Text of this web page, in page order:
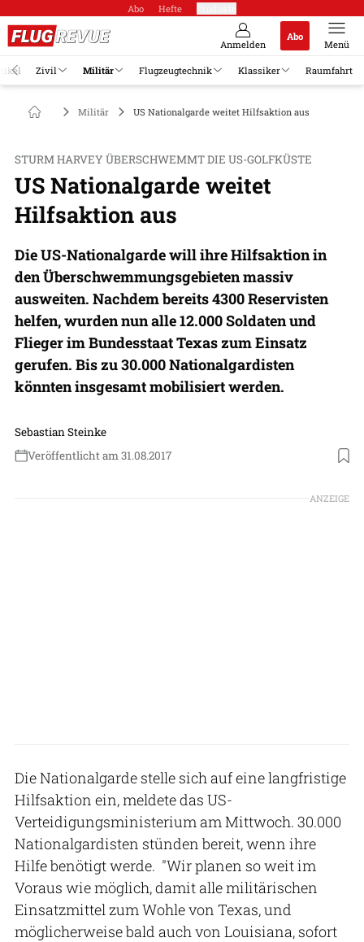
Abo Hefte
Anmelden
Abo
Menü
Zivil Militär Flugzeugtechnik Klassiker Raumfahrt
Militär US Nationalgarde weitet Hilfsaktion aus
STURM HARVEY ÜBERSCHWEMMT DIE US-GOLFKÜSTE
US Nationalgarde weitet
Hilfsaktion aus
Die US-Nationalgarde will ihre Hilfsaktion in
den Überschwemmungsgebieten massiv
ausweiten. Nachdem bereits 4300 Reservisten
helfen, wurden nun alle 12.000 Soldaten und
Flieger im Bundesstaat Texas zum Einsatz
gerufen. Bis zu 30.000 Nationalgardisten
könnten insgesamt mobilisiert werden.
Sebastian Steinke
Veröffentlicht am 31.08.2017
ANZEIGE
Die Nationalgarde stelle sich auf eine langfristige
Hilfsaktion ein, meldete das US-
Verteidigungsministerium am Mittwoch. 30.000
Nationalgardisten stünden bereit, wenn ihre
Hilfe benötigt werde. "Wir planen so weit im
Voraus wie möglich, damit alle militärischen
Einsatzmittel zum Wohle von Texas, und
möglicherweise bald auch von Louisiana, sofort